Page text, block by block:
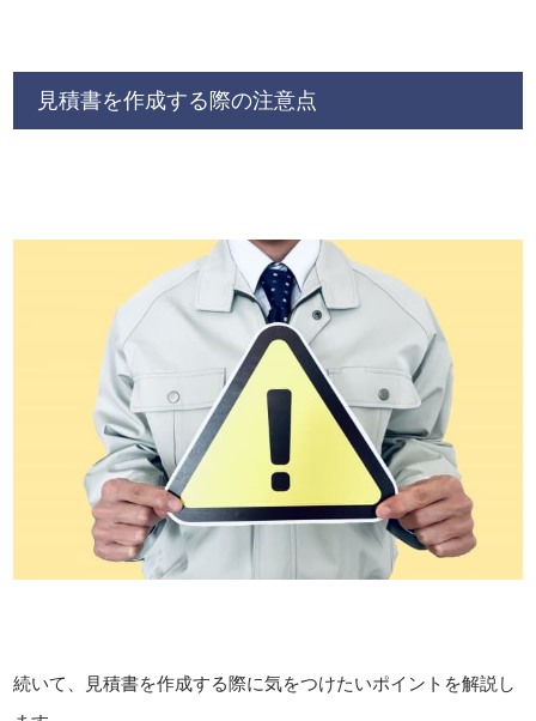
見積書を作成する際の注意点
続いて、見積書を作成する際に気をつけたいポイントを解説し